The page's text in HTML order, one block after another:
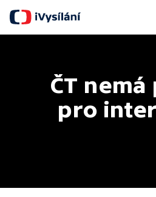
ČT nemá
pro